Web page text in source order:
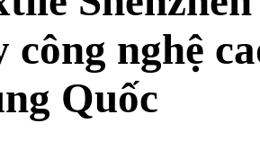
công nghệ
Quốc